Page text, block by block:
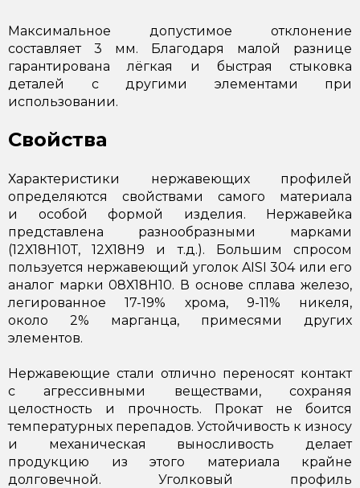
Максимальное допустимое отклонение
составляет 3 мм. Благодаря малой разнице
гарантирована лёгкая и быстрая стыковка
деталей с другими элементами при
использовании.
Свойства
Характеристики нержавеющих профилей
определяются свойствами самого материала
и особой формой изделия. Нержавейка
представлена разнообразными марками
(12Х18Н10Т, 12Х18Н9 и т.д.). Большим спросом
пользуется нержавеющий уголок AISI 304 или его
аналог марки 08Х18Н10. В основе сплава железо,
легированное 17-19% хрома, 9-11% никеля,
около 2% марганца, примесями других
элементов.
Нержавеющие стали отлично переносят контакт
с агрессивными веществами, сохраняя
целостность и прочность. Прокат не боится
температурных перепадов. Устойчивость к износу
и механическая выносливость делает
продукцию из этого материала крайне
долговечной. Уголковый профиль